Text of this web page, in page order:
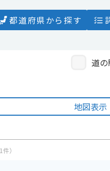
都道府県から探す
道
地図表示
）